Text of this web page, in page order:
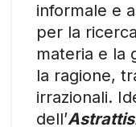
informale e
per la
materia e la
la ragione,
irrazionali.
dell’